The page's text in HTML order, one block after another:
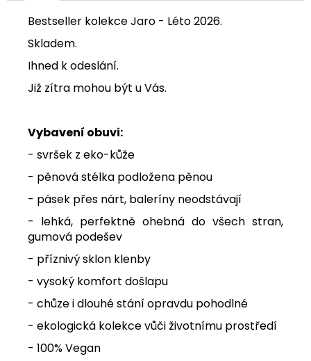
Bestseller kolekce Jaro - Léto 2026.
Skladem.
Ihned k odeslání.
Již zítra mohou být u Vás.
Vybavení obuvi:
- svršek z eko-kůže
- pěnová stélka podložena pěnou
- pásek přes nárt, baleríny neodstávají
- lehká, perfektně ohebná do všech stran,
gumová podešev
- příznivý sklon klenby
- vysoký komfort došlapu
- chůze i dlouhé stání opravdu pohodlné
- ekologická kolekce vůči životnímu prostředí
- 100% Vegan